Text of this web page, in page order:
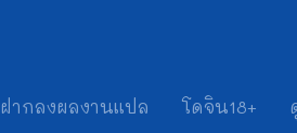
ฝากลงผลงานแปล โดจิน18+